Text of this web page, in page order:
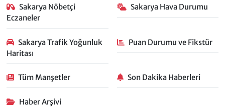
Sakarya Nöbetçi
Eczaneler
Sakarya Hava Durumu
Sakarya Trafik Yoğunluk
Haritası
Puan Durumu ve Fikstür
Tüm Manşetler Son Dakika Haberleri
Haber Arşivi